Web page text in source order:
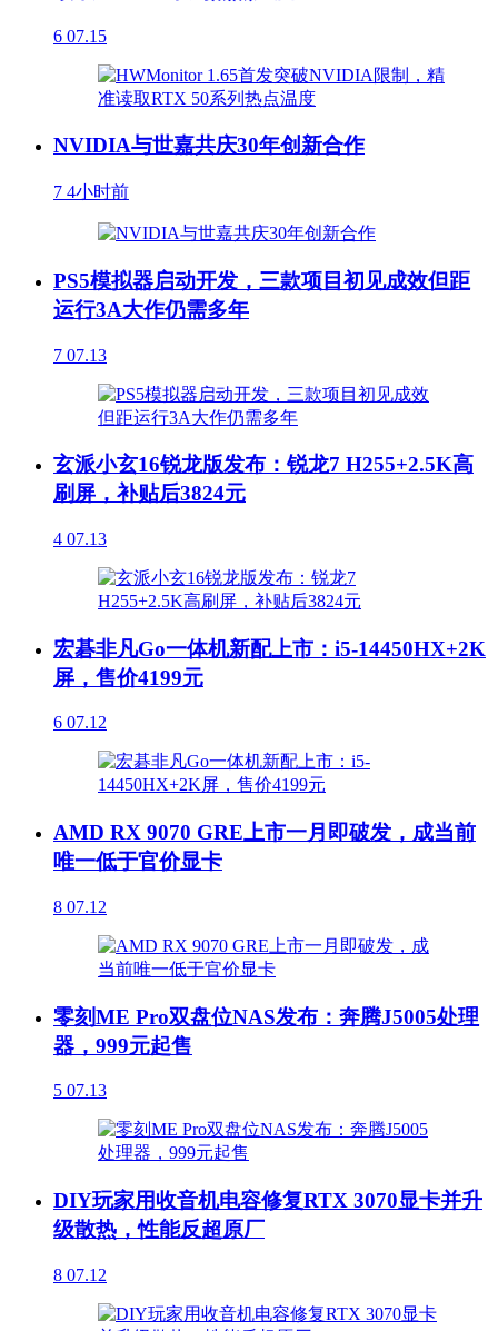
6 07.15
NVIDIA与世嘉共庆30年创新合作
7 4小时前
PS5模拟器启动开发，三款项目初见成效但距
运行3A大作仍需多年
7 07.13
玄派小玄16锐龙版发布：锐龙7 H255+2.5K高
刷屏，补贴后3824元
4 07.13
宏碁非凡Go一体机新配上市：i5-14450HX+2K
屏，售价4199元
6 07.12
AMD RX 9070 GRE上市一月即破发，成当前
唯一低于官价显卡
8 07.12
零刻ME Pro双盘位NAS发布：奔腾J5005处理
器，999元起售
5 07.13
DIY玩家用收音机电容修复RTX 3070显卡并升
级散热，性能反超原厂
8 07.12